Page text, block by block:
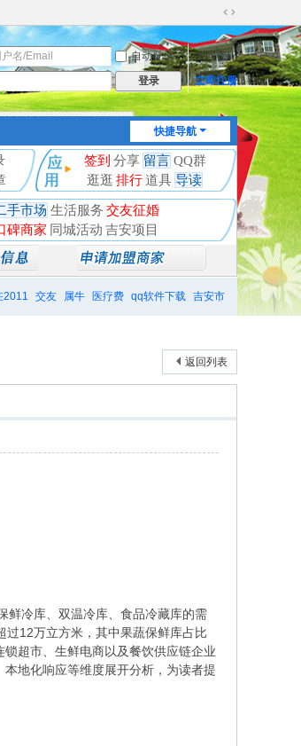
切
换
到
宽
版
自动登录
找回密码
登录 立即注册
快捷导航
签到 分享 留言 QQ群
逛逛 排行道具 导读
手市场 生活服务 交友征婚
碑商家 同城活动 吉安项目
2011 交友 属牛 医疗费 qq软件下载 吉安市
返回列表
鲜冷库、双温冷库、食品冷藏库的需
12万立方米，其中果蔬保鲜库占比
超市、生鲜电商以及餐饮供应链企业
地化响应等维度展开分析，为读者提